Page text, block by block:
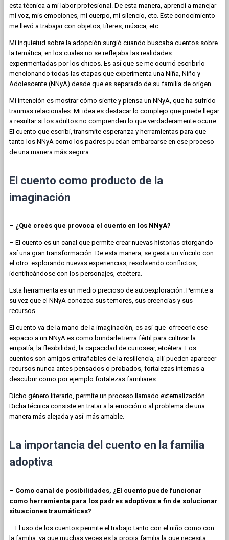
esta técnica a mi labor profesional. De esta manera, aprendí a manejar
mi voz, mis emociones, mi cuerpo, mi silencio, etc. Este conocimiento
me llevó a trabajar con objetos, títeres, música, etc.
Mi inquietud sobre la adopción surgió cuando buscaba cuentos sobre
la temática, en los cuales no se reflejaba las realidades
experimentadas por los chicos. Es así que se me ocurrió escribirlo
mencionando todas las etapas que experimenta una Niña, Niño y
Adolescente (NNyA) desde que es separado de su familia de origen.
Mi intención es mostrar cómo siente y piensa un NNyA, que ha sufrido
traumas relacionales. Mi idea es destacar lo complejo que puede llegar
a resultar si los adultos no comprenden lo que verdaderamente ocurre.
El cuento que escribí, transmite esperanza y herramientas para que
tanto los NNyA como los padres puedan embarcarse en ese proceso
de una manera más segura.
El cuento como producto de la
imaginación
– ¿Qué creés que provoca el cuento en los NNyA?
– El cuento es un canal que permite crear nuevas historias otorgando
así una gran transformación. De esta manera, se gesta un vínculo con
el otro: explorando nuevas experiencias, resolviendo conflictos,
identificándose con los personajes, etcétera.
Esta herramienta es un medio precioso de autoexploración. Permite a
su vez que el NNyA conozca sus temores, sus creencias y sus
recursos.
El cuento va de la mano de la imaginación, es así que ofrecerle ese
espacio a un NNyA es como brindarle tierra fértil para cultivar la
empatía, la flexibilidad, la capacidad de curiosear, etcétera. Los
cuentos son amigos entrañables de la resiliencia, allí pueden aparecer
recursos nunca antes pensados o probados, fortalezas internas a
descubrir como por ejemplo fortalezas familiares.
Dicho género literario, permite un proceso llamado externalización.
Dicha técnica consiste en tratar a la emoción o al problema de una
manera más alejada y así más amable.
La importancia del cuento en la familia
adoptiva
– Como canal de posibilidades, ¿El cuento puede funcionar
como herramienta para los padres adoptivos a fin de solucionar
situaciones traumáticas?
– El uso de los cuentos permite el trabajo tanto con el niño como con
la familia, ya que muchas veces es la propia familia la que necesita